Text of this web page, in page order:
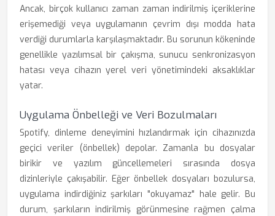
Ancak, birçok kullanıcı zaman zaman indirilmiş içeriklerine
erişemediği veya uygulamanın çevrim dışı modda hata
verdiği durumlarla karşılaşmaktadır. Bu sorunun kökeninde
genellikle yazılımsal bir çakışma, sunucu senkronizasyon
hatası veya cihazın yerel veri yönetimindeki aksaklıklar
yatar.
Uygulama Önbelleği ve Veri Bozulmaları
Spotify, dinleme deneyimini hızlandırmak için cihazınızda
geçici veriler (önbellek) depolar. Zamanla bu dosyalar
birikir ve yazılım güncellemeleri sırasında dosya
dizinleriyle çakışabilir. Eğer önbellek dosyaları bozulursa,
uygulama indirdiğiniz şarkıları "okuyamaz" hale gelir. Bu
durum, şarkıların indirilmiş görünmesine rağmen çalma